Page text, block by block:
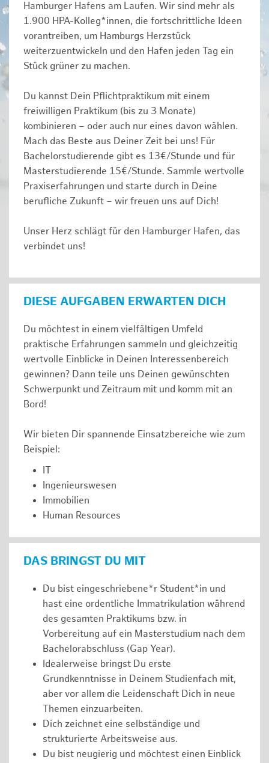
Hamburger Hafens am Laufen. Wir sind mehr als
1.900 HPA-Kolleg*innen, die fortschrittliche Ideen
vorantreiben, um Hamburgs Herzstück
weiterzuentwickeln und den Hafen jeden Tag ein
Stück grüner zu machen.
Du kannst Dein Pflichtpraktikum mit einem
freiwilligen Praktikum (bis zu 3 Monate)
kombinieren – oder auch nur eines davon wählen.
Mach das Beste aus Deiner Zeit bei uns! Für
Bachelorstudierende gibt es 13€/Stunde und für
Masterstudierende 15€/Stunde. Sammle wertvolle
Praxiserfahrungen und starte durch in Deine
berufliche Zukunft – wir freuen uns auf Dich!
Unser Herz schlägt für den Hamburger Hafen, das
verbindet uns!
DIESE AUFGABEN ERWARTEN DICH
Du möchtest in einem vielfältigen Umfeld
praktische Erfahrungen sammeln und gleichzeitig
wertvolle Einblicke in Deinen Interessenbereich
gewinnen? Dann teile uns Deinen gewünschten
Schwerpunkt und Zeitraum mit und komm mit an
Bord!
Wir bieten Dir spannende Einsatzbereiche wie zum
Beispiel:
IT
Ingenieurswesen
Immobilien
Human Resources
DAS BRINGST DU MIT
Du bist eingeschriebene*r Student*in und
hast eine ordentliche Immatrikulation während
des gesamten Praktikums bzw. in
Vorbereitung auf ein Masterstudium nach dem
Bachelorabschluss (Gap Year).
Idealerweise bringst Du erste
Grundkenntnisse in Deinem Studienfach mit,
aber vor allem die Leidenschaft Dich in neue
Themen einzuarbeiten.
Dich zeichnet eine selbständige und
strukturierte Arbeitsweise aus.
Du bist neugierig und möchtest einen Einblick